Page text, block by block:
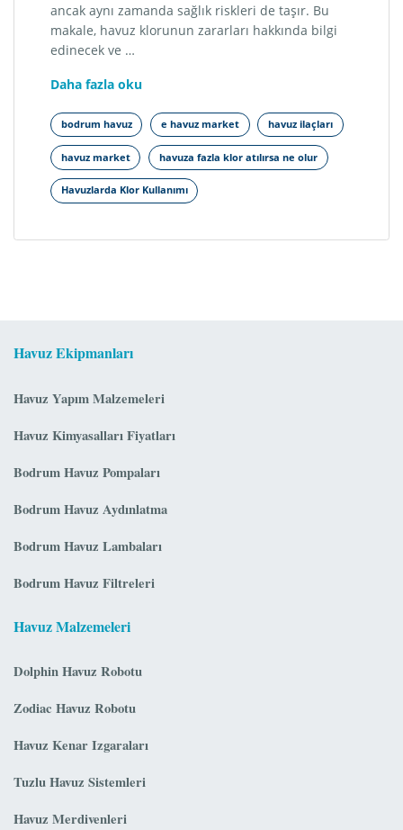
ancak aynı zamanda sağlık riskleri de taşır. Bu
makale, havuz klorunun zararları hakkında bilgi
edinecek ve …
Daha fazla okuHavuzlarda
Kullanımı
Zararları
nedir?
bodrum havuz e havuz market havuz ilaçları
havuz market havuza fazla klor atılırsa ne olur
Havuzlarda Klor Kullanımı
Havuz Ekipmanları
Havuz Yapım Malzemeleri
Havuz Kimyasalları Fiyatları
Bodrum Havuz Pompaları
Bodrum Havuz Aydınlatma
Bodrum Havuz Lambaları
Bodrum Havuz Filtreleri
Havuz Malzemeleri
Dolphin Havuz Robotu
Zodiac Havuz Robotu
Havuz Kenar Izgaraları
Tuzlu Havuz Sistemleri
Havuz Merdivenleri